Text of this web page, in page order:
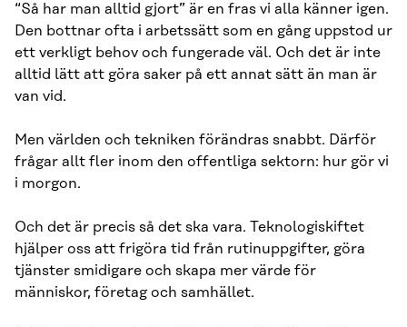
“Så har man alltid gjort” är en fras vi alla känner igen.
Den bottnar ofta i arbetssätt som en gång uppstod ur
ett verkligt behov och fungerade väl. Och det är inte
alltid lätt att göra saker på ett annat sätt än man är
van vid.
Men världen och tekniken förändras snabbt. Därför
frågar allt fler inom den offentliga sektorn: hur gör vi
i morgon.
Och det är precis så det ska vara. Teknologiskiftet
hjälper oss att frigöra tid från rutinuppgifter, göra
tjänster smidigare och skapa mer värde för
människor, företag och samhället.